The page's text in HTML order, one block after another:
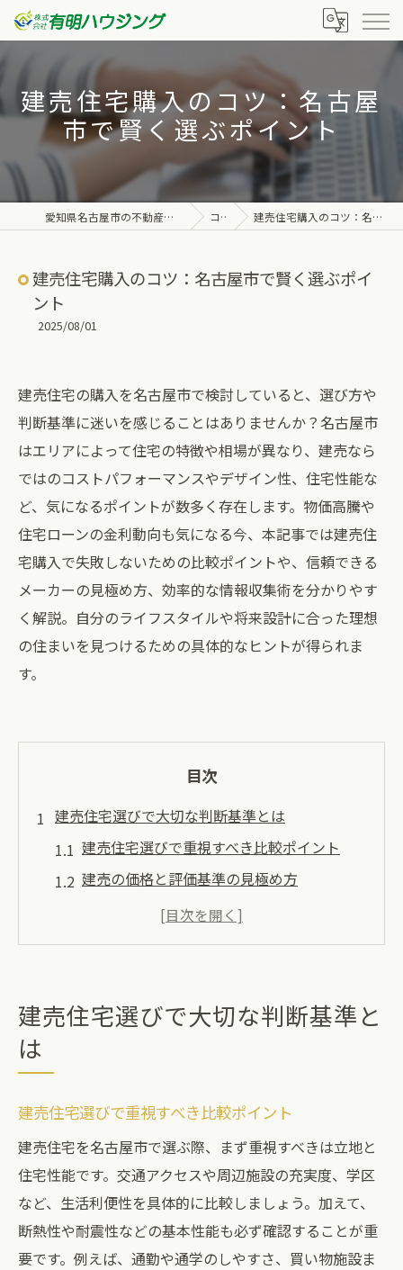
建売住宅購入のコツ：名古屋
市で賢く選ぶポイント
愛知県名古屋市の不動産なら株式会社有明ハウジング コラム 建売住宅購入のコツ：名古屋市で賢く選ぶポイント
建売住宅購入のコツ：名古屋市で賢く選ぶポイ
ント
2025/08/01
建売住宅の購入を名古屋市で検討していると、選び方や
判断基準に迷いを感じることはありませんか？名古屋市
はエリアによって住宅の特徴や相場が異なり、建売なら
ではのコストパフォーマンスやデザイン性、住宅性能な
ど、気になるポイントが数多く存在します。物価高騰や
住宅ローンの金利動向も気になる今、本記事では建売住
宅購入で失敗しないための比較ポイントや、信頼できる
メーカーの見極め方、効率的な情報収集術を分かりやす
く解説。自分のライフスタイルや将来設計に合った理想
の住まいを見つけるための具体的なヒントが得られま
す。
目次
建売住宅選びで大切な判断基準とは
建売住宅選びで重視すべき比較ポイント
建売の価格と評価基準の見極め方
建売の人気理由と満足度の高い選択法
名古屋市で建売を選ぶ際の注意点
中古と建売住宅の違いと選び方
建売購入で注目したいエリア別特徴
名古屋市建売の人気ランキングの活用法
建売住宅の安い物件を見極める方法
新築一戸建てと建売の選び方比較
中古戸建てと建売の違いを知る
建売住宅選びで大切な判断基準と
は
建売住宅選びで重視すべき比較ポイント
建売住宅を名古屋市で選ぶ際、まず重視すべきは立地と
住宅性能です。交通アクセスや周辺施設の充実度、学区
など、生活利便性を具体的に比較しましょう。加えて、
断熱性や耐震性などの基本性能も必ず確認することが重
要です。例えば、通勤や通学のしやすさ、買い物施設ま